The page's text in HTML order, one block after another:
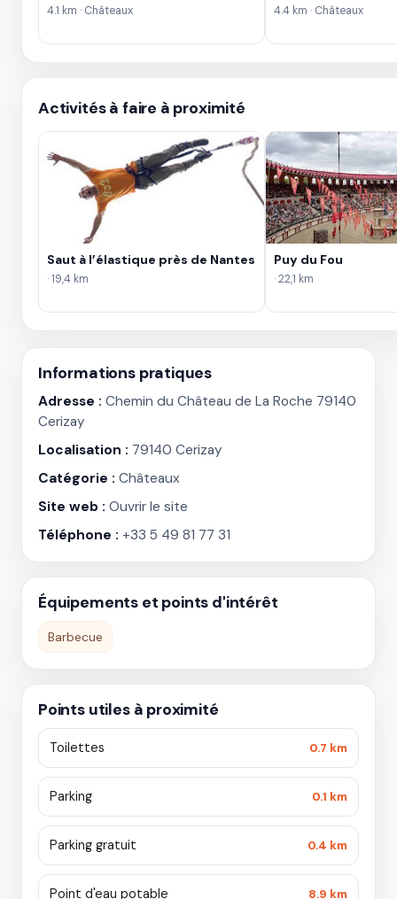
4.1 km · Châteaux 4.4 km · Châteaux
Activités à faire à proximité
Saut à l’élastique près de Nantes
· 19,4 km
Puy du Fou
· 22,1 km
Informations pratiques
Adresse : Chemin du Château de La Roche 79140
Cerizay
Localisation : 79140 Cerizay
Catégorie : Châteaux
Site web : Ouvrir le site
Téléphone : +33 5 49 81 77 31
Équipements et points d'intérêt
Barbecue
Points utiles à proximité
Toilettes 0.7 km
Parking 0.1 km
Parking gratuit 0.4 km
Point d'eau potable 8.9 km